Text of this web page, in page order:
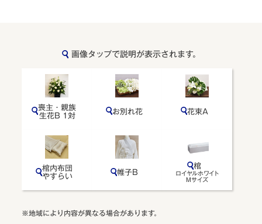
無料で資料請求
閉じる
画像タップで説明が表示されます。
喪主・親族
生花B 1対
お別れ花 花束A
棺内布団
やすらい
帷⼦B
棺
ロイヤルホワイト
Mサイズ
※地域により内容が異なる場合があります。